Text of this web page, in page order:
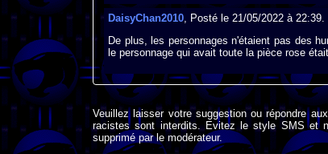
DaisyChan2010, Posté le 21/05/2022 à 22:39.
De plus, les personnages n'étaient pas des
le personnage qui avait toute la pièce rose
Veuillez laisser votre suggestion ou répondre
racistes sont interdits. Evitez le style SMS et
supprimé par le modérateur.